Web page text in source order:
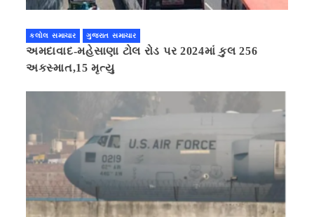
કલોલ સમાચાર ગુજરાત સમાચાર
અમદાવાદ-મહેસાણા ટોલ રોડ પર 2024માં કુલ 256
અકસ્માત,15 મૃત્યુ